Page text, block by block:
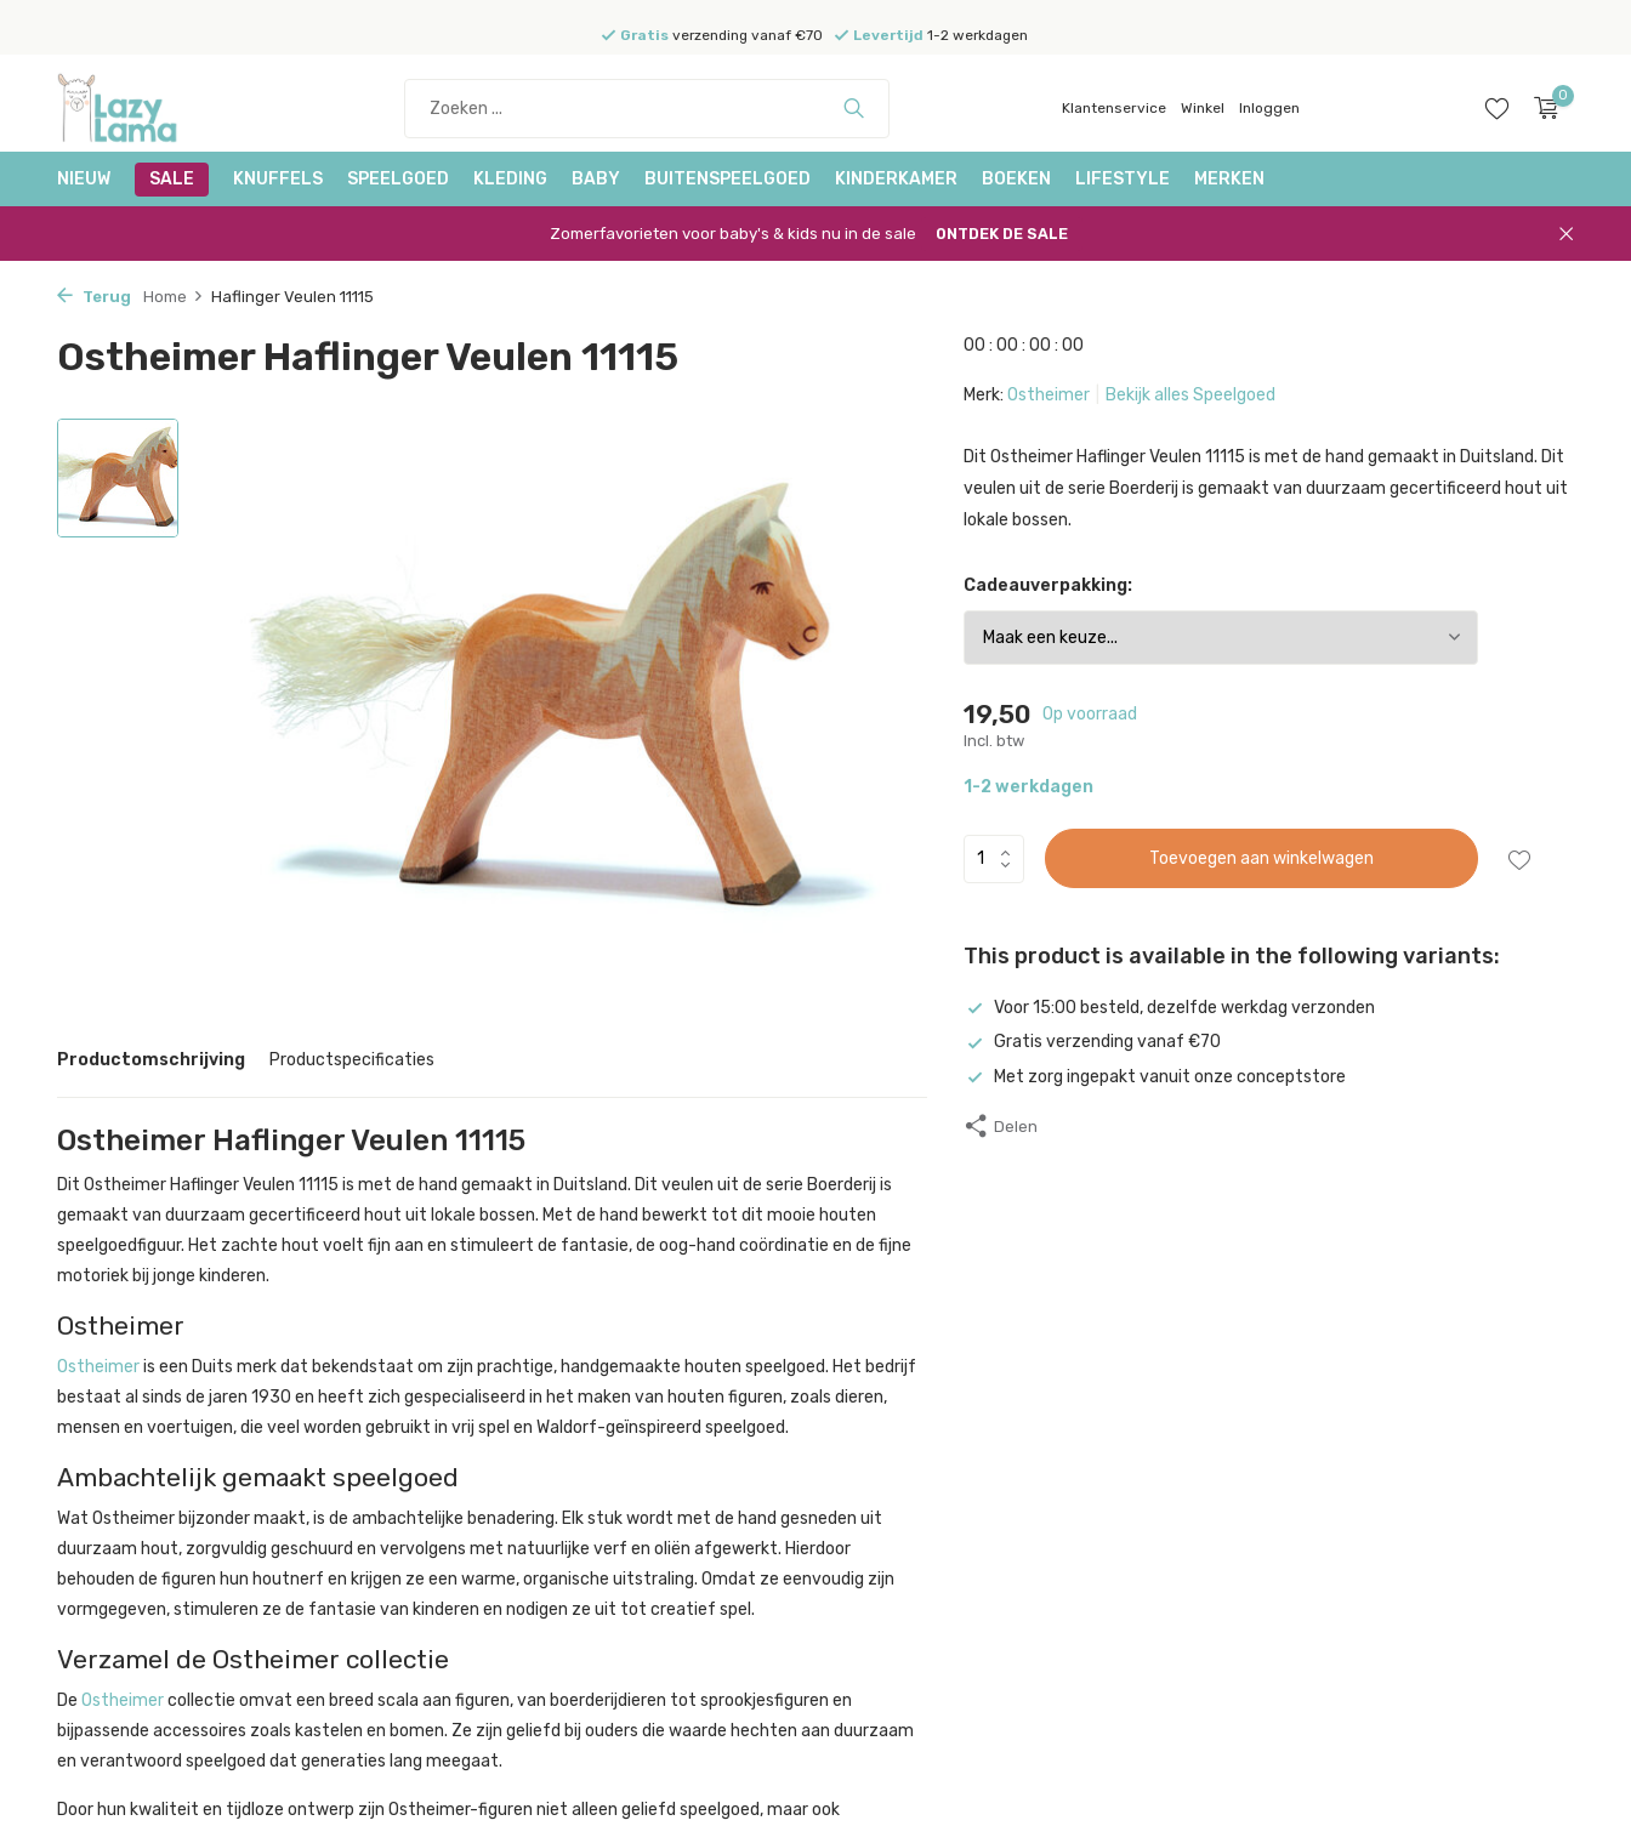
Gratisverzending vanaf €70 Levertijd 1-2 werkdagen
Klantenservice Winkel Inloggen
0
NIEUW SALE KNUFFELS SPEELGOED KLEDING BABY BUITENSPEELGOED KINDERKAMER BOEKEN LIFESTYLE MERKEN
Zomerfavorieten voor baby's & kids nu in de sale ONTDEK DE SALE
Terug Home Haflinger Veulen 11115
Ostheimer Haflinger Veulen 11115
Productomschrijving Productspecificaties
Ostheimer Haflinger Veulen 11115
Dit Ostheimer Haflinger Veulen 11115 is met de hand gemaakt in Duitsland. Dit veulen uit de serie Boerderij is
gemaakt van duurzaam gecertificeerd hout uit lokale bossen. Met de hand bewerkt tot dit mooie houten
speelgoedfiguur. Het zachte hout voelt fijn aan en stimuleert de fantasie, de oog-hand coördinatie en de fijne
motoriek bij jonge kinderen.
Ostheimer
Ostheimeris een Duits merk dat bekendstaat om zijn prachtige, handgemaakte houten speelgoed. Het bedrijf
bestaat al sinds de jaren 1930 en heeft zich gespecialiseerd in het maken van houten figuren, zoals dieren,
mensen en voertuigen, die veel worden gebruikt in vrij spel en Waldorf-geïnspireerd speelgoed.
Ambachtelijk gemaakt speelgoed
Wat Ostheimer bijzonder maakt, is de ambachtelijke benadering. Elk stuk wordt met de hand gesneden uit
duurzaam hout, zorgvuldig geschuurd en vervolgens met natuurlijke verf en oliën afgewerkt. Hierdoor
behouden de figuren hun houtnerf en krijgen ze een warme, organische uitstraling. Omdat ze eenvoudig zijn
vormgegeven, stimuleren ze de fantasie van kinderen en nodigen ze uit tot creatief spel.
Verzamel de Ostheimer collectie
De Ostheimercollectie omvat een breed scala aan figuren, van boerderijdieren tot sprookjesfiguren en
bijpassende accessoires zoals kastelen en bomen. Ze zijn geliefd bij ouders die waarde hechten aan duurzaam
en verantwoord speelgoed dat generaties lang meegaat.
Door hun kwaliteit en tijdloze ontwerp zijn Ostheimer-figuren niet alleen geliefd speelgoed, maar ook
00 : 00 : 00 : 00
Merk: Ostheimer Bekijk alles Speelgoed
Dit Ostheimer Haflinger Veulen 11115 is met de hand gemaakt in Duitsland. Dit
veulen uit de serie Boerderij is gemaakt van duurzaam gecertificeerd hout uit
lokale bossen.
Cadeauverpakking:
19,50 Op voorraad
Incl. btw
1-2 werkdagen
Toevoegen aan winkelwagen
This product is available in the following variants:
Voor 15:00 besteld, dezelfde werkdag verzonden
Gratis verzending vanaf €70
Met zorg ingepakt vanuit onze conceptstore
Delen